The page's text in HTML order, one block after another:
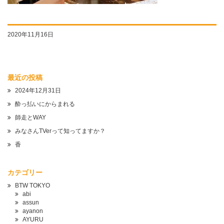
2020年11月16日
最近の投稿
2024年12月31日
酔っ払いにからまれる
師走とWAY
みなさんTVerって知ってますか？
香
カテゴリー
BTW TOKYO
abi
assun
ayanon
AYURU